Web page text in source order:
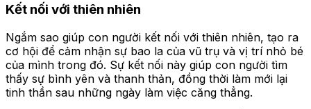
Kết nối với thiên nhiên
Ngắm sao giúp con người kết nối với thiên nhiên, tạo ra
cơ hội để cảm nhận sự bao la của vũ trụ và vị trí nhỏ bé
của mình trong đó. Sự kết nối này giúp con người tìm
thấy sự bình yên và thanh thản, đồng thời làm mới lại
tinh thần sau những ngày làm việc căng thẳng.